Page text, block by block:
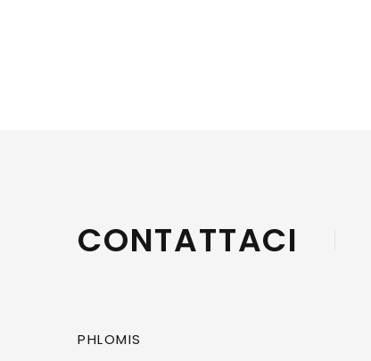
CONTATTACI